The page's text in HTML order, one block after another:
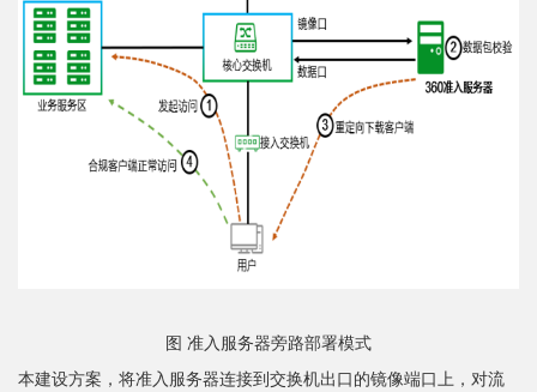
图 准入服务器旁路部署模式
本建设方案，将准入服务器连接到交换机出口的镜像端口上，对流